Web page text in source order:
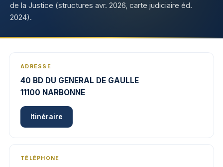
de la Justice (structures avr. 2026, carte judiciaire éd.
2024).
ADRESSE
40 BD DU GENERAL DE GAULLE
11100 NARBONNE
Itinéraire
TÉLÉPHONE